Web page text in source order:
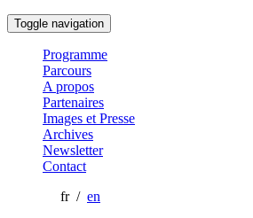
Toggle navigation
Programme
Parcours
A propos
Partenaires
Images et Presse
Archives
Newsletter
Contact
fr / en